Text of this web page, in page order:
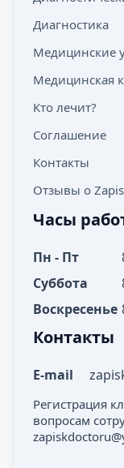
Диагностика
Медицинские
Медицинская
Кто лечит?
Соглашение
Контакты
Отзывы о
Часы
Пн - Пт
Суббота
Воскресенье
Контакты
E-mail
Регистрация
вопросам